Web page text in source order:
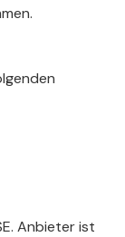
Anbieter ist